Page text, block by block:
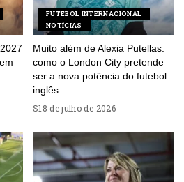
FUTEBOL INTERNACIONAL
NOTÍCIAS
Muito além de Alexia Putellas:
como o London City pretende
ser a nova potência do futebol
inglês
18 de julho de 2026